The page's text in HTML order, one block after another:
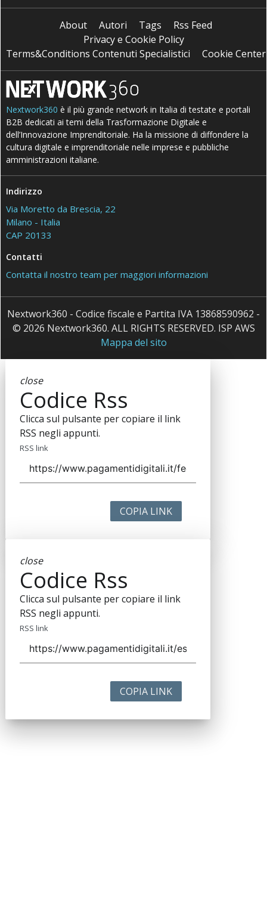
About Autori Tags
Rss Feed
Privacy e Cookie Policy
Terms&Conditions Contenuti Specialistici
Cookie Center
Nextwork360 è il più grande network in Italia di testate e portali
B2B dedicati ai temi della Trasformazione Digitale e
dell’Innovazione Imprenditoriale. Ha la missione di diffondere la
cultura digitale e imprenditoriale nelle imprese e pubbliche
amministrazioni italiane.
Indirizzo
Via Moretto da Brescia, 22
Milano - Italia
CAP 20133
Contatti
Contatta il nostro team per maggiori informazioni
Nextwork360 - Codice fiscale e Partita IVA 13868590962 -
© 2026 Nextwork360. ALL RIGHTS RESERVED. ISP AWS
Mappa del sito
close
Codice Rss
Clicca sul pulsante per copiare il link
RSS negli appunti.
RSS link
COPIA LINK
close
Codice Rss
Clicca sul pulsante per copiare il link
RSS negli appunti.
RSS link
COPIA LINK